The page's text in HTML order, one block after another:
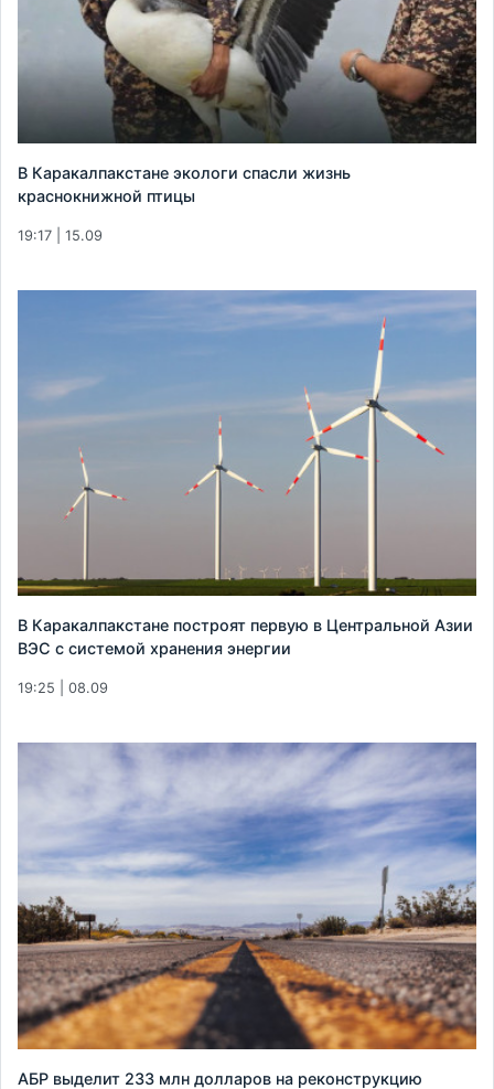
В Каракалпакстане экологи спасли жизнь
краснокнижной птицы
19:17 | 15.09
В Каракалпакстане построят первую в Центральной Азии
ВЭС с системой хранения энергии
19:25 | 08.09
АБР выделит 233 млн долларов на реконструкцию